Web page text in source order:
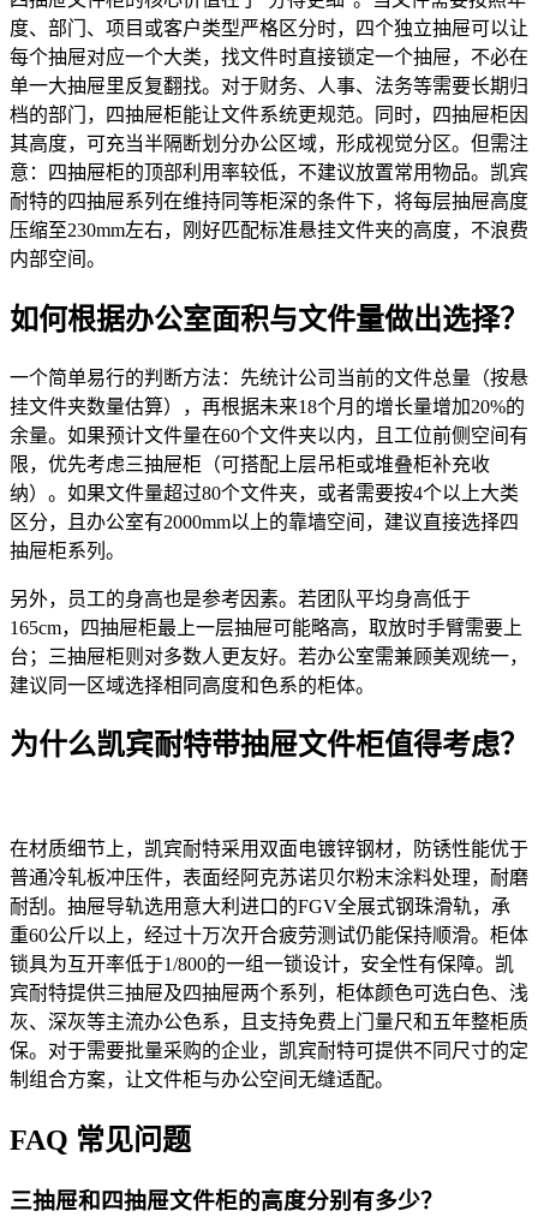
度、部门、项目或客户类型严格区分时，四个独立抽屉可以让
每个抽屉对应一个大类，找文件时直接锁定一个抽屉，不必在
单一大抽屉里反复翻找。对于财务、人事、法务等需要长期归
档的部门，四抽屉柜能让文件系统更规范。同时，四抽屉柜因
其高度，可充当半隔断划分办公区域，形成视觉分区。但需注
意：四抽屉柜的顶部利用率较低，不建议放置常用物品。凯宾
耐特的四抽屉系列在维持同等柜深的条件下，将每层抽屉高度
压缩至230mm左右，刚好匹配标准悬挂文件夹的高度，不浪费
内部空间。
如何根据办公室面积与文件量做出选择？
一个简单易行的判断方法：先统计公司当前的文件总量（按悬
挂文件夹数量估算），再根据未来18个月的增长量增加20%的
余量。如果预计文件量在60个文件夹以内，且工位前侧空间有
限，优先考虑三抽屉柜（可搭配上层吊柜或堆叠柜补充收
纳）。如果文件量超过80个文件夹，或者需要按4个以上大类
区分，且办公室有2000mm以上的靠墙空间，建议直接选择四
抽屉柜系列。
另外，员工的身高也是参考因素。若团队平均身高低于
165cm，四抽屉柜最上一层抽屉可能略高，取放时手臂需要上
台；三抽屉柜则对多数人更友好。若办公室需兼顾美观统一，
建议同一区域选择相同高度和色系的柜体。
为什么凯宾耐特带抽屉文件柜值得考虑？
在材质细节上，凯宾耐特采用双面电镀锌钢材，防锈性能优于
普通冷轧板冲压件，表面经阿克苏诺贝尔粉末涂料处理，耐磨
耐刮。抽屉导轨选用意大利进口的FGV全展式钢珠滑轨，承
重60公斤以上，经过十万次开合疲劳测试仍能保持顺滑。柜体
锁具为互开率低于1/800的一组一锁设计，安全性有保障。凯
宾耐特提供三抽屉及四抽屉两个系列，柜体颜色可选白色、浅
灰、深灰等主流办公色系，且支持免费上门量尺和五年整柜质
保。对于需要批量采购的企业，凯宾耐特可提供不同尺寸的定
制组合方案，让文件柜与办公空间无缝适配。
FAQ 常见问题
三抽屉和四抽屉文件柜的高度分别有多少？